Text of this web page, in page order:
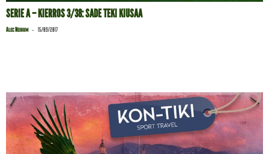
SERIE A – KIERROS 3/38: SADE TEKI KIUSAA
Alec Neihum - 15/09/2017